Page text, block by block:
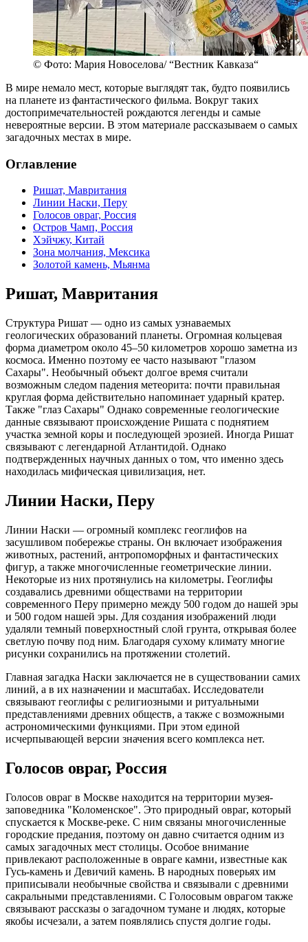
© Фото: Мария Новоселова/ “Вестник Кавказа“
В мире немало мест, которые выглядят так, будто появились
на планете из фантастического фильма. Вокруг таких
достопримечательностей рождаются легенды и самые
невероятные версии. В этом материале рассказываем о самых
загадочных местах в мире.
Оглавление
Ришат, Мавритания
Линии Наски, Перу
Голосов овраг, Россия
Остров Чамп, Россия
Хэйчжу, Китай
Зона молчания, Мексика
Золотой камень, Мьянма
Ришат, Мавритания
Структура Ришат — одно из самых узнаваемых
геологических образований планеты. Огромная кольцевая
форма диаметром около 45–50 километров хорошо заметна из
космоса. Именно поэтому ее часто называют "глазом
Сахары". Необычный объект долгое время считали
возможным следом падения метеорита: почти правильная
круглая форма действительно напоминает ударный кратер.
Также "глаз Сахары" Однако современные геологические
данные связывают происхождение Ришата с поднятием
участка земной коры и последующей эрозией. Иногда Ришат
связывают с легендарной Атлантидой. Однако
подтвержденных научных данных о том, что именно здесь
находилась мифическая цивилизация, нет.
Линии Наски, Перу
Линии Наски — огромный комплекс геоглифов на
засушливом побережье страны. Он включает изображения
животных, растений, антропоморфных и фантастических
фигур, а также многочисленные геометрические линии.
Некоторые из них протянулись на километры. Геоглифы
создавались древними обществами на территории
современного Перу примерно между 500 годом до нашей эры
и 500 годом нашей эры. Для создания изображений люди
удаляли темный поверхностный слой грунта, открывая более
светлую почву под ним. Благодаря сухому климату многие
рисунки сохранились на протяжении столетий.
Главная загадка Наски заключается не в существовании самих
линий, а в их назначении и масштабах. Исследователи
связывают геоглифы с религиозными и ритуальными
представлениями древних обществ, а также с возможными
астрономическими функциями. При этом единой
исчерпывающей версии значения всего комплекса нет.
Голосов овраг, Россия
Голосов овраг в Москве находится на территории музея-
заповедника "Коломенское". Это природный овраг, который
спускается к Москве-реке. С ним связаны многочисленные
городские предания, поэтому он давно считается одним из
самых загадочных мест столицы. Особое внимание
привлекают расположенные в овраге камни, известные как
Гусь-камень и Девичий камень. В народных поверьях им
приписывали необычные свойства и связывали с древними
сакральными представлениями. С Голосовым оврагом также
связывают рассказы о загадочном тумане и людях, которые
якобы исчезали, а затем появлялись спустя долгие годы.